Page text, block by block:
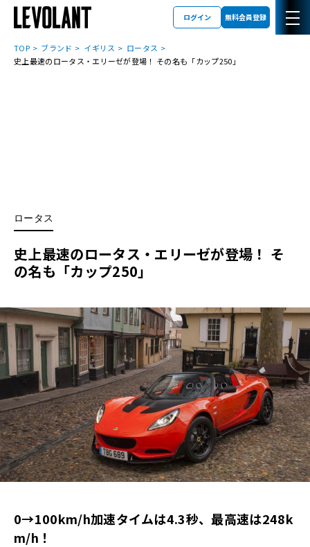
ログイン 無料会員登録
TOP ブランド イギリス
ロータス
史上最速のロータス・エリーゼが登場！ その名も「カップ250」
ロータス
史上最速のロータス・エリーゼが登場！ そ
の名も「カップ250」
0→100km/h加速タイムは4.3秒、最高速は248k
m/h！